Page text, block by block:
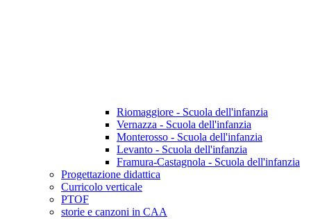
Riomaggiore - Scuola dell'infanzia
Vernazza - Scuola dell'infanzia
Monterosso - Scuola dell'infanzia
Levanto - Scuola dell'infanzia
Framura-Castagnola - Scuola dell'infanzia
Progettazione didattica
Curricolo verticale
PTOF
storie e canzoni in CAA